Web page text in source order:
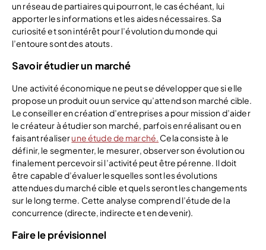
un réseau de partiaires qui pourront, le cas échéant, lui
apporter les informations et les aides nécessaires. Sa
curiosité et son intérêt pour l’évolution du monde qui
l’entoure sont des atouts.
Savoir étudier un marché
Une activité économique ne peut se développer que si elle
propose un produit ou un service qu’attend son marché cible.
Le conseiller en création d’entreprises a pour mission d’aider
le créateur à étudier son marché, parfois en réalisant ou en
faisant réaliserune étude de marché. Cela consiste à le
définir, le segmenter, le mesurer, observer son évolution ou
finalement percevoir si l’activité peut être pérenne. Il doit
être capable d’évaluer lesquelles sont les évolutions
attendues du marché cible et quels seront les changements
sur le long terme. Cette analyse comprend l’étude de la
concurrence (directe, indirecte et en devenir).
Faire le prévisionnel